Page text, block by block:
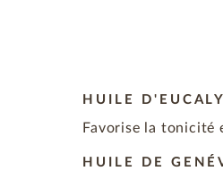
HUILE
Favorise la tonicité
HUILE DE